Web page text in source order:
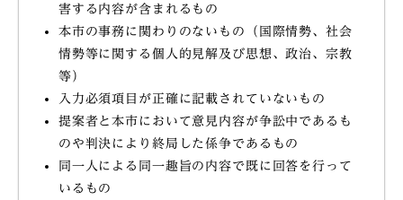
害する内容が含まれるもの
本市の事務に関わりのないもの（国際情勢、社会
情勢等に関する個人的見解及び思想、政治、宗教
等）
入力必須項目が正確に記載されていないもの
提案者と本市において意見内容が争訟中であるも
のや判決により終局した係争であるもの
同一人による同一趣旨の内容で既に回答を行って
いるもの